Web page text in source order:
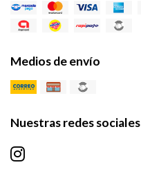
Medios de envío
Nuestras redes sociales